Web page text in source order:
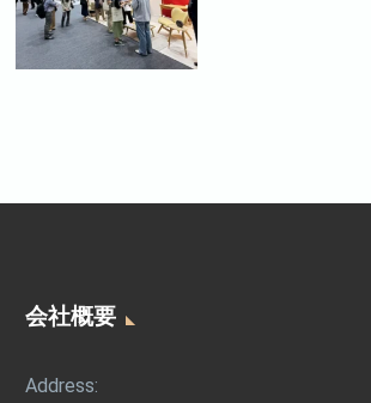
会社概要
Address: